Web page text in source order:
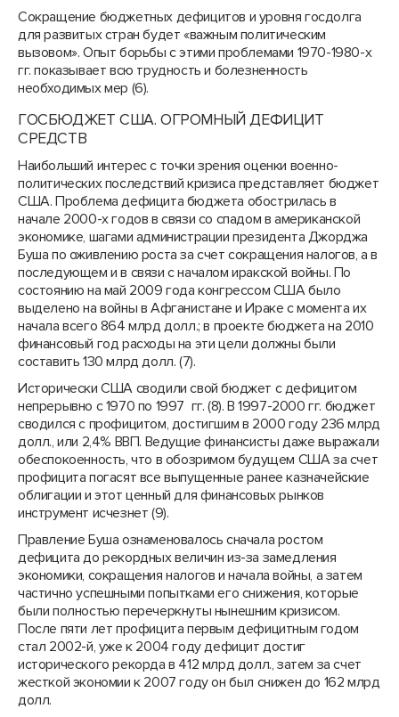
Сокращение бюджетных дефицитов и уровня госдолга
для развитых стран будет «важным политическим
вызовом». Опыт борьбы с этими проблемами 1970-1980-х
гг. показывает всю трудность и болезненность
необходимых мер (6).
ГОСБЮДЖЕТ США. ОГРОМНЫЙ ДЕФИЦИТ
СРЕДСТВ
Наибольший интерес с точки зрения оценки военно-
политических последствий кризиса представляет бюджет
США. Проблема дефицита бюджета обострилась в
начале 2000-х годов в связи со спадом в американской
экономике, шагами администрации президента Джорджа
Буша по оживлению роста за счет сокращения налогов, а в
последующем и в связи с началом иракской войны. По
состоянию на май 2009 года конгрессом США было
выделено на войны в Афганистане и Ираке с момента их
начала всего 864 млрд долл.; в проекте бюджета на 2010
финансовый год расходы на эти цели должны были
составить 130 млрд долл. (7).
Исторически США сводили свой бюджет с дефицитом
непрерывно с 1970 по 1997 гг. (8). В 1997-2000 гг. бюджет
сводился с профицитом, достигшим в 2000 году 236 млрд
долл., или 2,4% ВВП. Ведущие финансисты даже выражали
обеспокоенность, что в обозримом будущем США за счет
профицита погасят все выпущенные ранее казначейские
облигации и этот ценный для финансовых рынков
инструмент исчезнет (9).
Правление Буша ознаменовалось сначала ростом
дефицита до рекордных величин из-за замедления
экономики, сокращения налогов и начала войны, а затем
частично успешными попытками его снижения, которые
были полностью перечеркнуты нынешним кризисом.
После пяти лет профицита первым дефицитным годом
стал 2002-й, уже к 2004 году дефицит достиг
исторического рекорда в 412 млрд долл., затем за счет
жесткой экономии к 2007 году он был снижен до 162 млрд
долл.